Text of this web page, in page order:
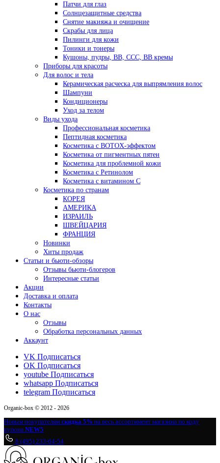
Патчи для глаз
Солнцезащитные средства
Снятие макияжа и очищение
Скрабы для лица
Пилинги для кожи
Тоники и тонеры
Кушоны, пудры, ВВ, ССС, ВВ кремы
Приборы для красоты
Для волос и тела
Керамическая расческа для выпрямления волос
Шампуни
Кондиционеры
Уход за телом
Виды ухода
Профессиональная косметика
Пептидная косметика
Косметика с BOTOX-эффектом
Косметика от пигментных пятен
Косметика для проблемной кожи
Косметика с Ретинолом
Косметика с витамином С
Косметика по странам
КОРЕЯ
АМЕРИКА
ИЗРАИЛЬ
ШВЕЙЦАРИЯ
ФРАНЦИЯ
Новинки
Хиты продаж
Статьи и бьюти-обзоры
Отзывы бьюти-блогеров
Интересные статьи
Акции
Доставка и оплата
Контакты
О нас
Отзывы
Обработка персональных данных
Аккаунт
VK Подписаться
OK Подписаться
youtube Подписаться
whatsapp Подписаться
telegram Подписаться
Organic-box © 2012 - 2026
Новым покупателям скидка 5% на весь ассортимент магазина по коду
купона NEW5
8 (495) 233-64-54